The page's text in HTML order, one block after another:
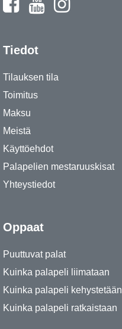
Tiedot
Tilauksen tila
Toimitus
Maksu
Meistä
Käyttöehdot
Palapelien mestaruuskisat
Yhteystiedot
Oppaat
Puuttuvat palat
Kuinka palapeli liimataan
Kuinka palapeli kehystetään
Kuinka palapeli ratkaistaan